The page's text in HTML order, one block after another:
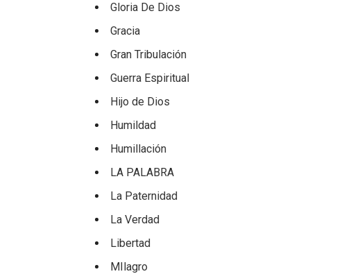
Gloria De Dios
Gracia
Gran Tribulación
Guerra Espiritual
Hijo de Dios
Humildad
Humillación
LA PALABRA
La Paternidad
La Verdad
Libertad
MIlagro